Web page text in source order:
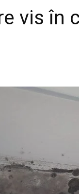
vis în